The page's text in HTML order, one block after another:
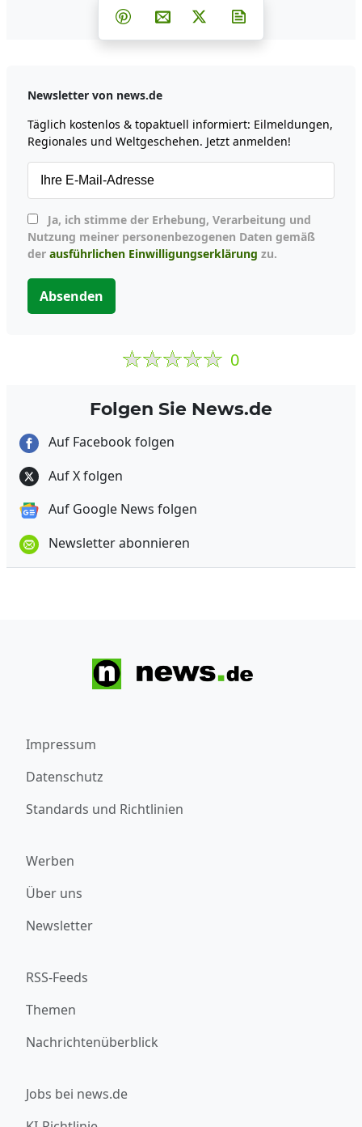
Teilen auf Facebook
Teilen auf Whatsapp
Teilen auf Telegram
Teilen auf Pinterest
Per E-Mail teilen
Post auf X
Newsletter von news.de
Täglich kostenlos & topaktuell informiert: Eilmeldungen,
Regionales und Weltgeschehen. Jetzt anmelden!
Nutzung meiner personenbezogenen Daten gemäß
der ausführlichen Einwilligungserklärung zu.
Absenden
0
Folgen Sie News.de
Auf Facebook folgen
Auf X folgen
Auf Google News folgen
Newsletter abonnieren
Impressum
Datenschutz
Standards und Richtlinien
Werben
Über uns
Newsletter
RSS-Feeds
Themen
Nachrichtenüberblick
Jobs bei news.de